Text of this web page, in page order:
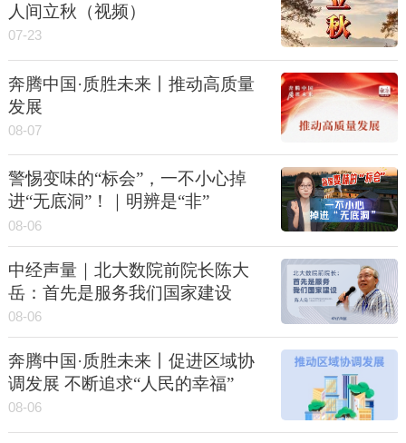
人间立秋（视频）
07-23
奔腾中国·质胜未来丨推动高质量
发展
08-07
警惕变味的“标会”，一不小心掉
进“无底洞”！｜明辨是“非”
08-06
中经声量｜北大数院前院长陈大
岳：首先是服务我们国家建设
08-06
奔腾中国·质胜未来丨促进区域协
调发展 不断追求“人民的幸福”
08-06